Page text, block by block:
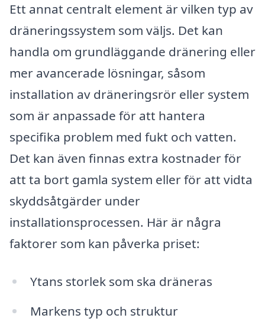
Ett annat centralt element är vilken typ av
dräneringssystem som väljs. Det kan
handla om grundläggande dränering eller
mer avancerade lösningar, såsom
installation av dräneringsrör eller system
som är anpassade för att hantera
specifika problem med fukt och vatten.
Det kan även finnas extra kostnader för
att ta bort gamla system eller för att vidta
skyddsåtgärder under
installationsprocessen. Här är några
faktorer som kan påverka priset:
Ytans storlek som ska dräneras
Markens typ och struktur